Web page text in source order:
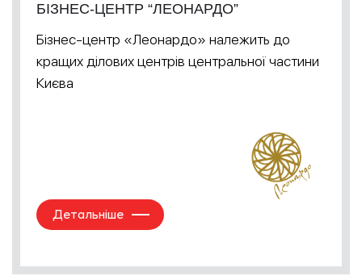
БІЗНЕС-ЦЕНТР “ЛЕОНАРДО”
Бізнес-центр «Леонардо» належить до
кращих ділових центрів центральної частини
Києва
Детальніше